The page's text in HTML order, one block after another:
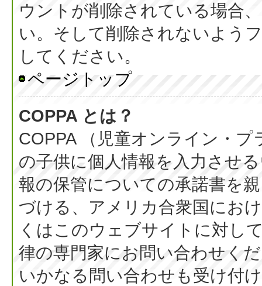
ウントが削除されている場合
い。そして削除されないよう
してください。
ページトップ
COPPA とは？
COPPA （児童オンライン・
の子供に個人情報を入力させ
報の保管についての承諾書を
づける、アメリカ合衆国にお
くはこのウェブサイトに対し
律の専門家にお問い合わせく
いかなる問い合わせも受け付